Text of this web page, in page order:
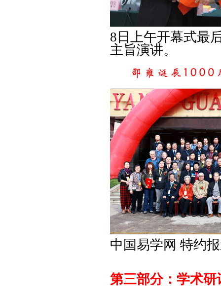
8日上午开幕式最
主旨演讲。
中国易学网 特约
第三部分：学术研